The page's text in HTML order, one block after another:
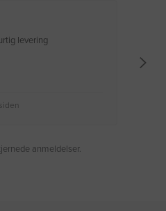
levering
anmeldelser.